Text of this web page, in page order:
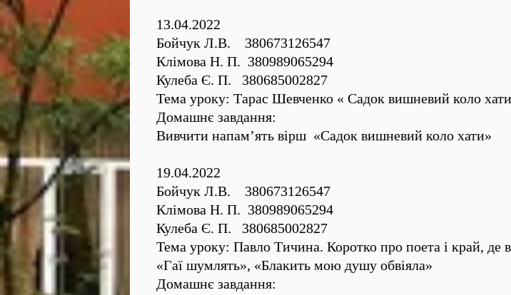
13.04.2022
Бойчук Л.В. 380673126547
Клімова Н. П. 380989065294
Кулеба Є. П. 380685002827
Тема уроку: Тарас Шевченко « Садок вишневий коло
Домашнє завдання:
Вивчити напам’ять вірш «Садок вишневий коло хати»
19.04.2022
Бойчук Л.В. 380673126547
Клімова Н. П. 380989065294
Кулеба Є. П. 380685002827
Тема уроку: Павло Тичина. Коротко про поета і край, де
«Гаї шумлять», «Блакить мою душу обвіяла»
Домашнє завдання: